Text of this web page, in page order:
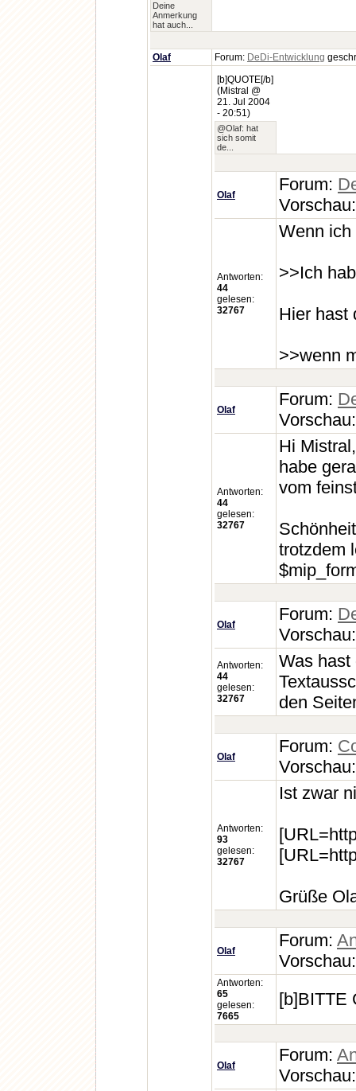
Deine
Anmerkung
hat auch...
Olaf Forum: DeDi-Entwicklung
[b]QUOTE[/b]
(Mistral @
21. Jul 2004
- 20:51)
@Olaf: hat
sich somit
de...
Olaf
Forum:
Antworten:
44
gelesen:
32767
Wenn ich
>>Ich
Hier hast
>>wenn
Olaf
Forum:
Antworten:
44
gelesen:
32767
Hi Mistral,
habe
vom
trotzdem
Olaf
Forum:
Antworten:
44
gelesen:
32767
Was hast
den
Olaf
Forum:
Antworten:
93
gelesen:
32767
Ist zwar
Grüße
Olaf
Forum:
Antworten:
65
gelesen:
7665
[b]BITTE
Olaf
Forum: